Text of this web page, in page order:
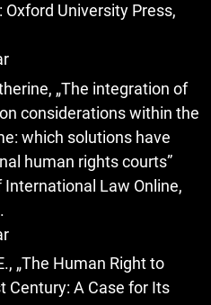
University Press,
„The integration of
considerations within the
which solutions have
human rights courts”
Law Online,
„The Human Right to
Century: A Case for Its